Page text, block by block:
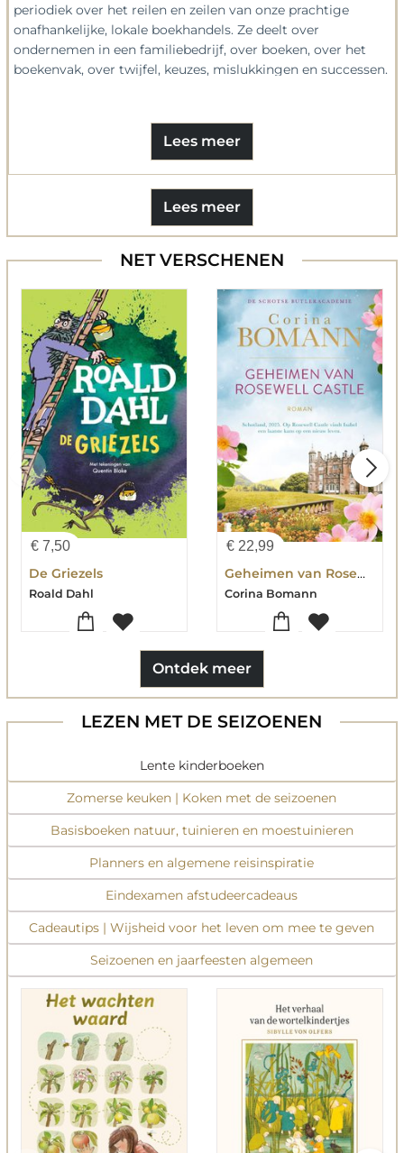
periodiek over het reilen en zeilen van onze prachtige
onafhankelijke, lokale boekhandels. Ze deelt over
ondernemen in een familiebedrijf, over boeken, over het
boekenvak, over twijfel, keuzes, mislukkingen en successen.
Lees meer
Lees meer
NET VERSCHENEN
€ 7,50
De Griezels
Roald Dahl
€ 22,99
Geheimen van Rosewell Castle
Corina Bomann
Ontdek meer
LEZEN MET DE SEIZOENEN
Lente kinderboeken
Zomerse keuken | Koken met de seizoenen
Basisboeken natuur, tuinieren en moestuinieren
Planners en algemene reisinspiratie
Eindexamen afstudeercadeaus
Cadeautips | Wijsheid voor het leven om mee te geven
Seizoenen en jaarfeesten algemeen